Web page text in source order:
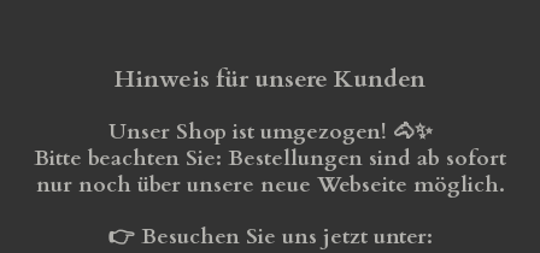
Hinweis für unsere Kunden
Unser Shop ist umgezogen! 🐴✨
Bitte beachten Sie: Bestellungen sind ab sofort
nur noch über unsere neue Webseite möglich.
👉 Besuchen Sie uns jetzt unter: